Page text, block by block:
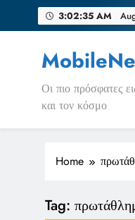
3:02:35 AM
Οι πιο πρόσφατες
και τον κόσμο
Home
Tag: